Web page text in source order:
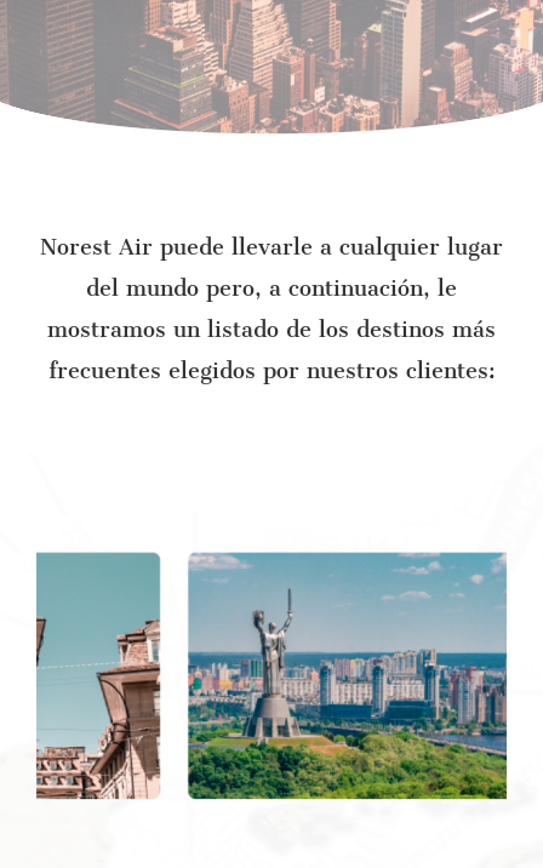
Norest Air puede llevarle a cualquier lugar
del mundo pero, a continuación, le
mostramos un listado de los destinos más
frecuentes elegidos por nuestros clientes: